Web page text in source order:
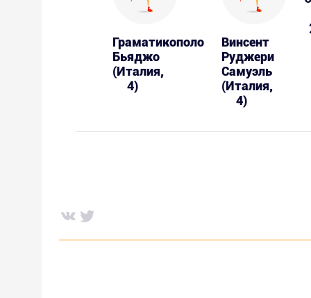
Граматикополо
Бьяджо
(Италия,
4)
Винсент
Руджери
Самуэль
(Италия,
4)